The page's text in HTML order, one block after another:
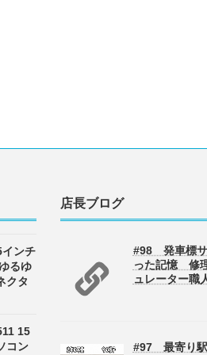
ンチ
るゆ
クタ
15
コン
店長ブログ
#98 発車標
った記憶 修
ュレーター職
#97 最寄り駅